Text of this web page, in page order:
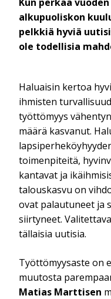
alkupuoliskon
pelkkiä hyviä
ole todellisia
Haluaisin kertoa
ihmisten
työttömyys
määrä kasvanut.
toimenpiteitä,
kantavat ja
talouskasvu on
ovat palautuneet ja
siirtyneet.
tällaisia uutisia.
Työttömyysaste on
muutosta
Matias Marttisen